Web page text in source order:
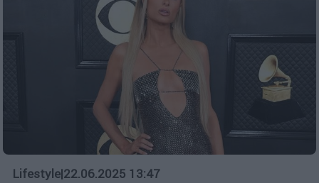
Lifestyle|22.06.2025 13:47